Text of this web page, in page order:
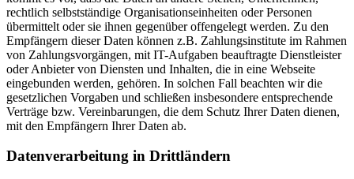
rechtlich selbstständige Organisationseinheiten oder Personen
übermittelt oder sie ihnen gegenüber offengelegt werden. Zu den
Empfängern dieser Daten können z.B. Zahlungsinstitute im Rahmen
von Zahlungsvorgängen, mit IT-Aufgaben beauftragte Dienstleister
oder Anbieter von Diensten und Inhalten, die in eine Webseite
eingebunden werden, gehören. In solchen Fall beachten wir die
gesetzlichen Vorgaben und schließen insbesondere entsprechende
Verträge bzw. Vereinbarungen, die dem Schutz Ihrer Daten dienen,
mit den Empfängern Ihrer Daten ab.
Datenverarbeitung in Drittländern